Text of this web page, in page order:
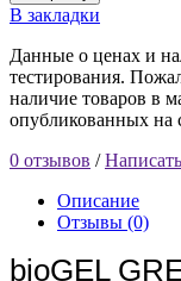
В закладки
Данные о ценах и
тестирования.
наличие товаров в
опубликованных на
0 отзывов /
Описание
Отзывы (0)
bioGEL